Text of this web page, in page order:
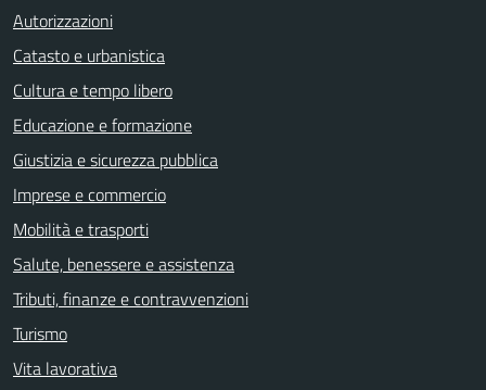
Autorizzazioni
Catasto e urbanistica
Cultura e tempo libero
Educazione e formazione
Giustizia e sicurezza pubblica
Imprese e commercio
Mobilità e trasporti
Salute, benessere e assistenza
Tributi, finanze e contravvenzioni
Turismo
Vita lavorativa